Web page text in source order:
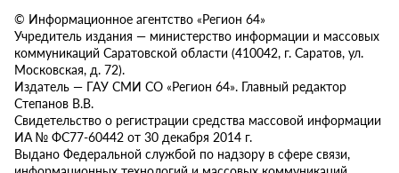
© Информационное агентство «Регион 64»
Учредитель издания — министерство информации и массовых
коммуникаций Саратовской области (410042, г. Саратов, ул.
Московская, д. 72).
Издатель — ГАУ СМИ СО «Регион 64». Главный редактор
Степанов В.В.
Свидетельство о регистрации средства массовой информации
ИА № ФС77-60442 от 30 декабря 2014 г.
Выдано Федеральной службой по надзору в сфере связи,